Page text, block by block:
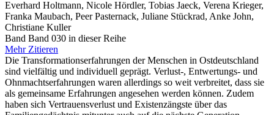
Everhard Holtmann, Nicole Hördler, Tobias Jaeck, Verena Krieger,
Franka Maubach, Peer Pasternack, Juliane Stückrad, Anke John,
Christiane Kuller
Band Band 030 in dieser Reihe
Mehr Zitieren
Die Transformationserfahrungen der Menschen in Ostdeutschland
sind vielfältig und individuell geprägt. Verlust-, Entwertungs- und
Ohnmachtserfahrungen waren allerdings so weit verbreitet, dass sie
als gemeinsame Erfahrungen angesehen werden können. Zudem
haben sich Vertrauensverlust und Existenzängste über das